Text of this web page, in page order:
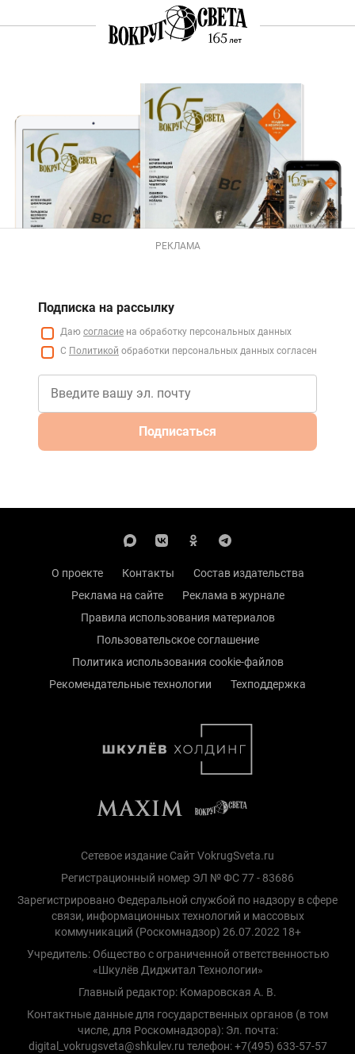
РЕКЛАМА
Подписка на рассылку
Даю согласие на обработку персональных данных
С Политикой обработки персональных данных согласен
Подписаться
О проекте Контакты
Состав издательства
Реклама на сайте
Реклама в журнале
Правила использования материалов
Пользовательское соглашение
Политика использования cookie-файлов
Рекомендательные технологии
Техподдержка
Сетевое издание Сайт VokrugSveta.ru
Регистрационный номер ЭЛ № ФС 77 - 83686
Зарегистрировано Федеральной службой по надзору в сфере
связи, информационных технологий и массовых
коммуникаций (Роскомнадзор) 26.07.2022 18+
Учредитель: Общество с ограниченной ответственностью
«Шкулёв Диджитал Технологии»
Главный редактор: Комаровская А. В.
Контактные данные для государственных органов (в том
числе, для Роскомнадзора): Эл. почта:
digital_vokrugsveta@shkulev.ru телефон: +7(495) 633-57-57